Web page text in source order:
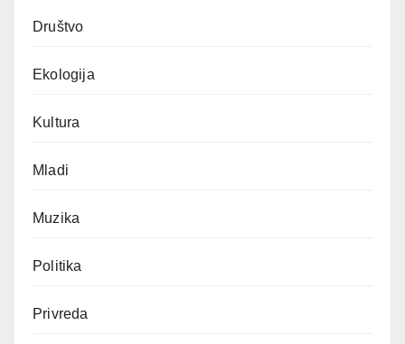
Društvo
Ekologija
Kultura
Mladi
Muzika
Politika
Privreda